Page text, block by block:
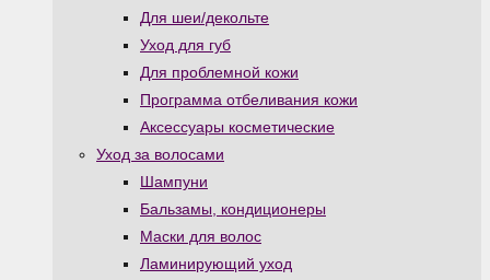
Для шеи/декольте
Уход для губ
Для проблемной кожи
Программа отбеливания кожи
Аксессуары косметические
Уход за волосами
Шампуни
Бальзамы, кондиционеры
Маски для волос
Ламинирующий уход